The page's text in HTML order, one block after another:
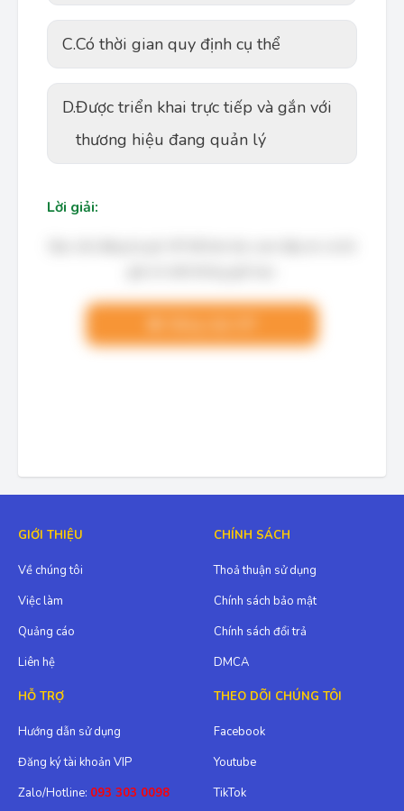
C.Có thời gian quy định cụ thể
D.Được triển khai trực tiếp và gắn với
thương hiệu đang quản lý
Lời giải:
GIỚI THIỆU
Về chúng tôi
Việc làm
Quảng cáo
Liên hệ
CHÍNH SÁCH
Thoả thuận sử dụng
Chính sách bảo mật
Chính sách đổi trả
DMCA
HỖ TRỢ
Hướng dẫn sử dụng
Đăng ký tài khoản VIP
Zalo/Hotline: 093 303 0098
THEO DÕI CHÚNG TÔI
Facebook
Youtube
TikTok